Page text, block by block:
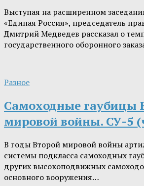
Выступая на расширенном
«Единая Россия», председатель
Дмитрий Медведев рассказал о
государственного оборонного
Разное
Самоходные гаубицы
мировой войны. СУ-5
В годы Второй мировой войны
системы подкласса самоходных
других высокоподвижных
основного вооружения…